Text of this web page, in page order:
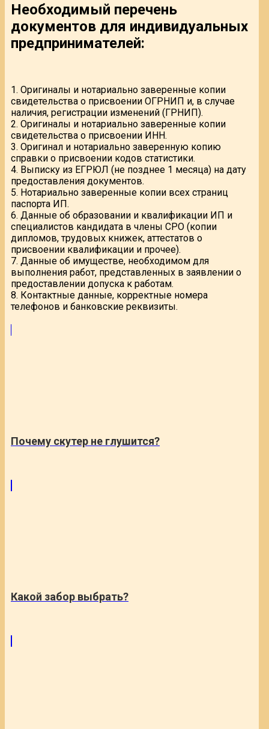
Необходимый перечень
документов для индивидуальных
предпринимателей:
1. Оригиналы и нотариально заверенные копии
свидетельства о присвоении ОГРНИП и, в случае
наличия, регистрации изменений (ГРНИП).
2. Оригиналы и нотариально заверенные копии
свидетельства о присвоении ИНН.
3. Оригинал и нотариально заверенную копию
справки о присвоении кодов статистики.
4. Выписку из ЕГРЮЛ (не позднее 1 месяца) на дату
предоставления документов.
5. Нотариально заверенные копии всех страниц
паспорта ИП.
6. Данные об образовании и квалификации ИП и
специалистов кандидата в члены СРО (копии
дипломов, трудовых книжек, аттестатов о
присвоении квалификации и прочее).
7. Данные об имуществе, необходимом для
выполнения работ, представленных в заявлении о
предоставлении допуска к работам.
8. Контактные данные, корректные номера
телефонов и банковские реквизиты.
Почему скутер не глушится?
Какой забор выбрать?